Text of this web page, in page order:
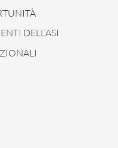
DELL’ASI